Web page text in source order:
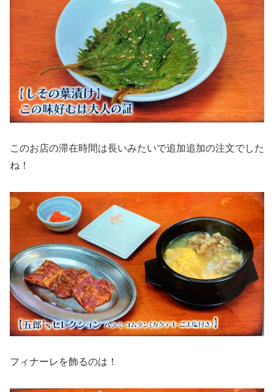
このお店の滞在時間は長いみたいで追加追加の注文でした
ね！
フィナーレを飾るのは！